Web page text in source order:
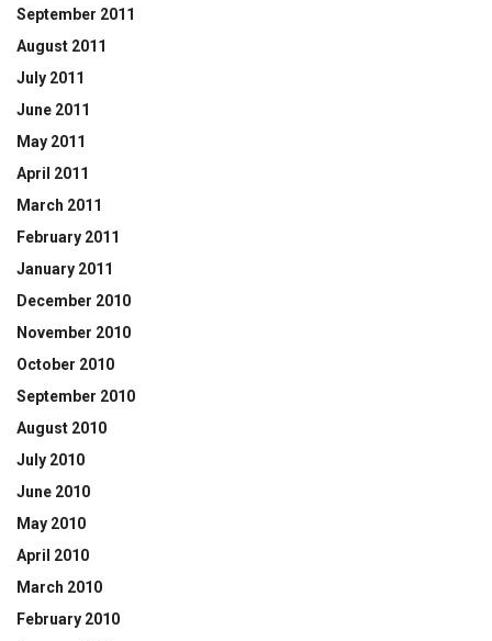
September 2011
August 2011
July 2011
June 2011
May 2011
April 2011
March 2011
February 2011
January 2011
December 2010
November 2010
October 2010
September 2010
August 2010
July 2010
June 2010
May 2010
April 2010
March 2010
February 2010